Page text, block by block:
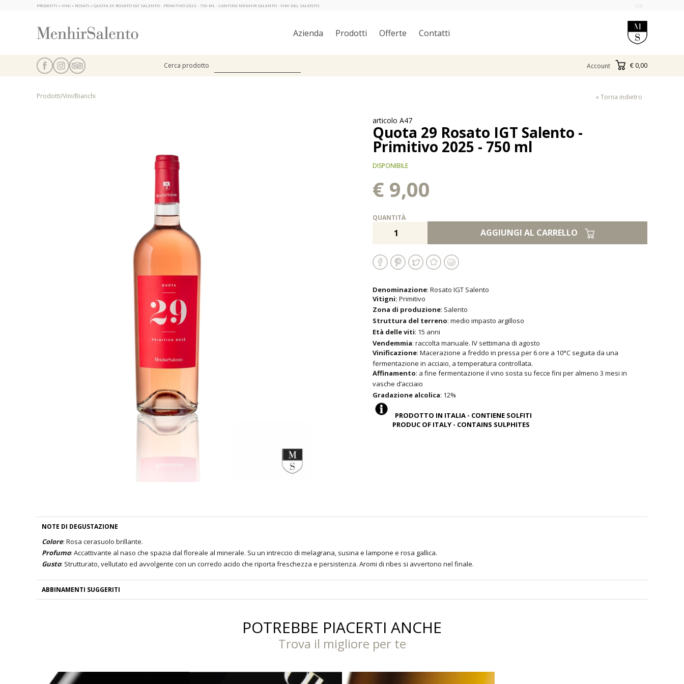
PRODOTTI » VINI » ROSATI » QUOTA 29 ROSATO IGT SALENTO - PRIMITIVO 2023 - 750 ML - CANTINE MENHIR SALENTO - VINI DEL SALENTO ITA
Azienda Prodotti Offerte Contatti
Cerca prodotto Account € 0,00
Prodotti/Vini/Bianchi « Torna indietro
articolo A47
Quota 29 Rosato IGT Salento -
Primitivo 2025 - 750 ml
DISPONIBILE
€ 9,00
QUANTITÀ
AGGIUNGI AL CARRELLO
Denominazione: Rosato IGT Salento
Vitigni: Primitivo
Zona di produzione: Salento
Struttura del terreno: medio impasto argilloso
Età delle viti: 15 anni
Vendemmia: raccolta manuale. IV settimana di agosto
Vinificazione: Macerazione a freddo in pressa per 6 ore a 10°C seguita da una
fermentazione in acciaio, a temperatura controllata.
Affinamento: a fine fermentazione il vino sosta su fecce fini per almeno 3 mesi in
vasche d’acciaio
Gradazione alcolica: 12%
PRODOTTO IN ITALIA - CONTIENE SOLFITI
PRODUC OF ITALY - CONTAINS SULPHITES
NOTE DI DEGUSTAZIONE
Colore: Rosa cerasuolo brillante.
Profumo: Accattivante al naso che spazia dal floreale al minerale. Su un intreccio di melagrana, susina e lampone e rosa gallica.
Gusto: Strutturato, vellutato ed avvolgente con un corredo acido che riporta freschezza e persistenza. Aromi di ribes si avvertono nel finale.
ABBINAMENTI SUGGERITI
POTREBBE PIACERTI ANCHE
Trova il migliore per te